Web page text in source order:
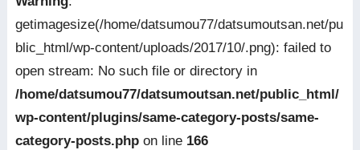
getimagesize(/home/datsumou77/datsumoutsan.net/pu
blic_html/wp-content/uploads/2017/10/.png): failed to
open stream: No such file or directory in
/home/datsumou77/datsumoutsan.net/public_html/
wp-content/plugins/same-category-posts/same-
category-posts.phpon line 166